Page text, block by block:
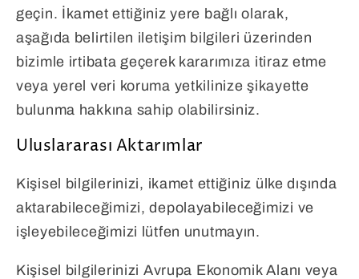
geçin. İkamet ettiğiniz yere bağlı olarak,
aşağıda belirtilen iletişim bilgileri üzerinden
bizimle irtibata geçerek kararımıza itiraz etme
veya yerel veri koruma yetkilinize şikayette
bulunma hakkına sahip olabilirsiniz.
Uluslararası Aktarımlar
Kişisel bilgilerinizi, ikamet ettiğiniz ülke dışında
aktarabileceğimizi, depolayabileceğimizi ve
işleyebileceğimizi lütfen unutmayın.
Kişisel bilgilerinizi Avrupa Ekonomik Alanı veya